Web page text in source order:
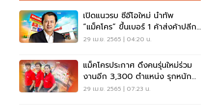
เปิดแนวรบ ซีอีโอใหม่ นำทัพ
“แม็คโคร” ขึ้นเบอร์ 1 ค้าส่งค้าปลีก
เอเชีย
29 เม.ย. 2565 | 04:20 น.
แม็คโครประกาศ ดึงคนรุ่นใหม่ร่วม
งานอีก 3,300 ตำแหน่ง รุกหนัก
อีคอมเมิร์ซ
29 เม.ย. 2565 | 07:23 น.